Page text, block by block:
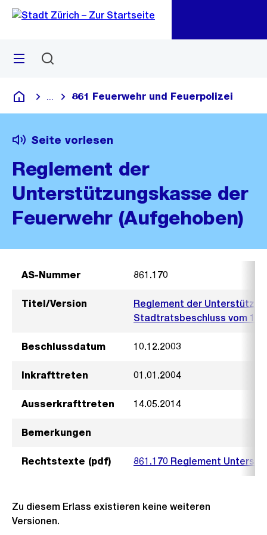
Navigation
Sprunglink
Menü
Deutsch
Blende alle Breadcrumbs ein
861 Feuerwehr und Feuerpolizei
Seite vorlesen
Reglement der
Unterstützungskasse der
Feuerwehr (Aufgehoben)
AS-Nummer 861.170
Titel/Version
Reglement der
Stadtratsbeschluss vom 10.
Beschlussdatum 10.12.2003
Inkrafttreten 01.01.2004
Ausserkrafttreten 14.05.2014
Bemerkungen
Rechtstexte (pdf) 861.170 Reglement
Zu diesem Erlass existieren keine weiteren
Versionen.